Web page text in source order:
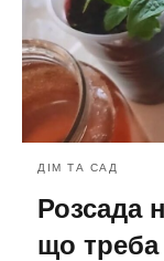
ДІМ ТА САД
Розсада
що треба